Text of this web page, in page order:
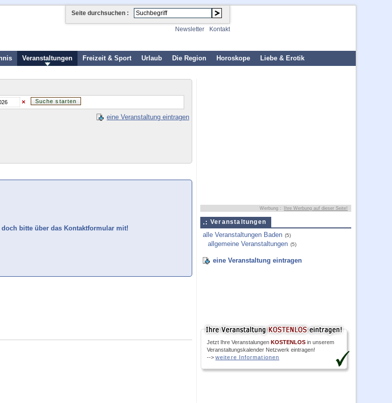
Seite durchsuchen :
Newsletter Kontakt
Veranstaltungen Freizeit & Sport Urlaub Die Region Horoskope Liebe & Erotik
×
eine Veranstaltung eintragen
bitte über das Kontaktformular mit!
Werbung : Ihre Werbung auf dieser Seite!
Veranstaltungen
alle Veranstaltungen Baden (5)
allgemeine Veranstaltungen (5)
eine Veranstaltung eintragen
Jetzt Ihre Veranstalungen KOSTENLOS in unserem
Veranstaltungskalender Netzwerk eintragen!
--> weitere Informationen